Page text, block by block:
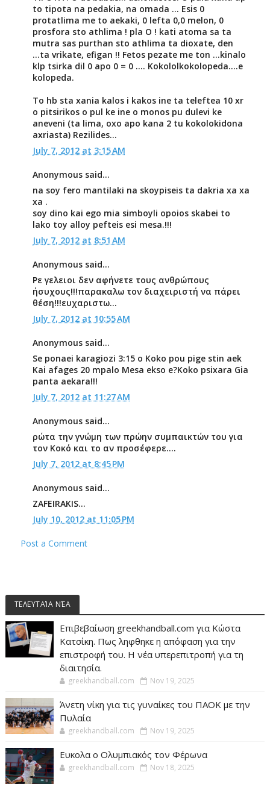
to tipota na pedakia, na omada ... Esis 0
protatlima me to aekaki, 0 lefta 0,0 melon, 0
prosfora sto athlima ! pla O ! kati atoma sa ta
mutra sas purthan sto athlima ta dioxate, den
...ta vrikate, efigan !! Fetos pezate me ton ...kinalo
klp tsirka dil 0 apo 0 = 0 .... Kokololkokolopeda....e
kolopeda.
To hb sta xania kalos i kakos ine ta teleftea 10 xr
o pitsirikos o pul ke ine o monos pu dulevi ke
aneveni (ta lima, oxo apo kana 2 tu kokolokidona
axriasta) Rezilides...
July 7, 2012 at 3:15 AM
Anonymous said...
na soy fero mantilaki na skoypiseis ta dakria xa xa
xa .
soy dino kai ego mia simboyli opoios skabei to
lako toy alloy pefteis esi mesa.!!!
July 7, 2012 at 8:51 AM
Anonymous said...
Ρε γελειοι δεν αφήνετε τους ανθρώπους
ήσυχους!!!παρακαλω τον διαχειριστή να πάρει
θέση!!!ευχαριστω...
July 7, 2012 at 10:55 AM
Anonymous said...
Se ponaei karagiozi 3:15 o Koko pou pige stin aek
Kai afages 20 mpalo Mesa ekso e?Koko psixara Gia
panta aekara!!!
July 7, 2012 at 11:27 AM
Anonymous said...
ρώτα την γνώμη των πρώην συμπαικτών του για
τον Κοκό και το αν προσέφερε....
July 7, 2012 at 8:45 PM
Anonymous said...
ZAFEIRAKIS...
July 10, 2012 at 11:05 PM
Post a Comment
ΤΕΛΕΥΤΑΊΑ ΝΈΑ
Επιβεβαίωση greekhandball.com για Κώστα
Κατσίκη. Πως ληφθηκε η απόφαση για την
επιστροφή του. Η νέα υπερεπιτροπή για τη
διαιτησία.
greekhandball.com Nov 19, 2025
Άνετη νίκη για τις γυναίκες του ΠΑΟΚ με την
Πυλαία
greekhandball.com Nov 19, 2025
Ευκολα ο Ολυμπιακός τον Φέρωνα
greekhandball.com Nov 18, 2025